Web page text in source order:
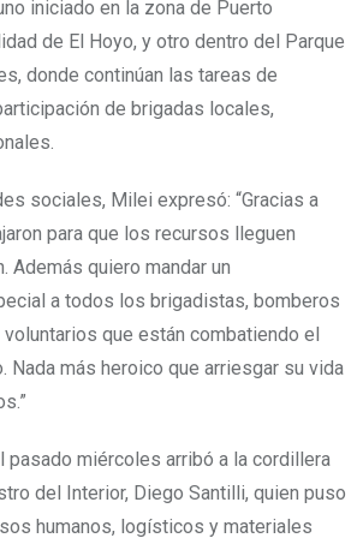
iniciado en la zona de Puerto
de El Hoyo, y otro dentro del Parque
donde continúan las tareas de
de brigadas locales,
sociales, Milei expresó: “Gracias a
para que los recursos lleguen
Además quiero mandar un
a todos los brigadistas, bomberos
que están combatiendo el
Nada más heroico que arriesgar su vida
pasado miércoles arribó a la cordillera
del Interior, Diego Santilli, quien puso
humanos, logísticos y materiales